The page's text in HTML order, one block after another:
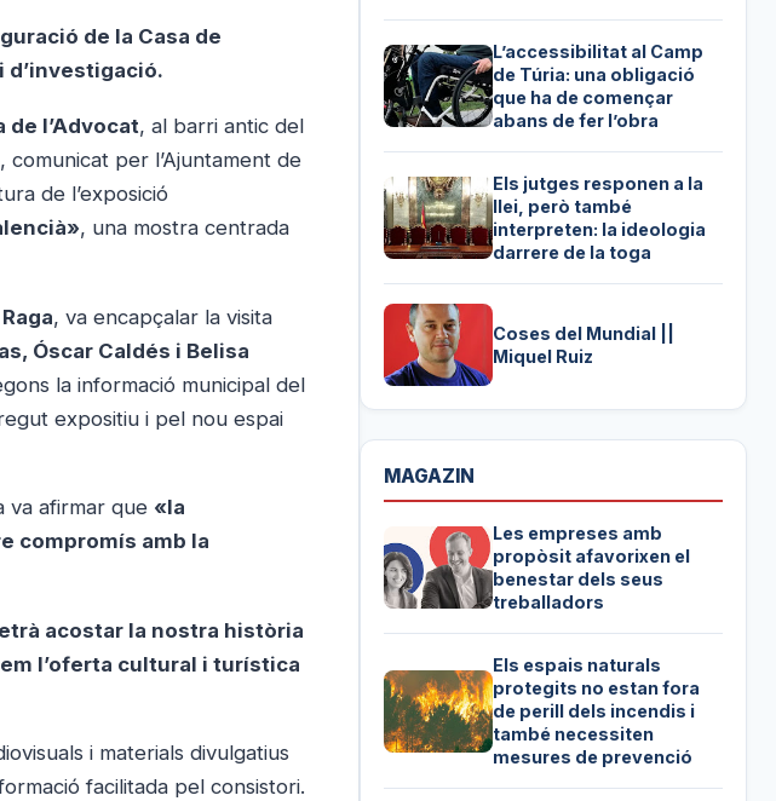
de la Casa de
de l’Advocat, al barri antic del
comunicat per l’Ajuntament de
de l’exposició
, una mostra centrada
, va encapçalar la visita
Óscar Caldés i Belisa
la informació municipal del
expositiu i pel nou espai
va afirmar que «la
compromís amb la
acostar la nostra història
l’oferta cultural i turística
i materials divulgatius
facilitada pel consistori.
L’accessibilitat al Camp
de Túria: una obligació
que ha de començar
abans de fer l’obra
Els jutges responen a la
llei, però també
interpreten: la ideologia
darrere de la toga
Coses del Mundial ||
Miquel Ruiz
MAGAZIN
Les empreses amb
propòsit afavorixen el
benestar dels seus
treballadors
Els espais naturals
protegits no estan fora
de perill dels incendis i
també necessiten
mesures de prevenció